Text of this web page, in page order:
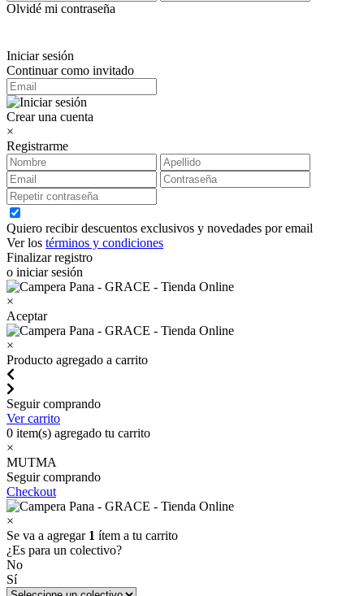
Olvidé mi contraseña
Iniciar sesión
Continuar como invitado
Crear una cuenta
×
Registrarme
Quiero recibir descuentos exclusivos y novedades por email
Ver los términos y condiciones
Finalizar registro
o iniciar sesión
×
Aceptar
×
Producto agregado a carrito
Seguir comprando
Ver carrito
0 item(s) agregado tu carrito
×
MUTMA
Seguir comprando
Checkout
×
Se va a agregar 1 ítem a tu carrito
¿Es para un colectivo?
No
Sí